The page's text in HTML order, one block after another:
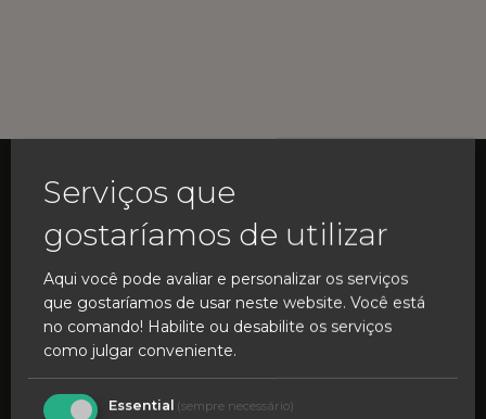
Serviços que
gostaríamos de utilizar
Aqui você pode avaliar e personalizar os serviços
que gostaríamos de usar neste website. Você está
no comando! Habilite ou desabilite os serviços
como julgar conveniente.
Essential (sempre necessário)